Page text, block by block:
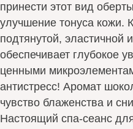
принести этот вид
улучшение тонуса кожи.
подтянутой, эластичной
обеспечивает глубокое
ценными
антистресс! Аромат
чувство блаженства и
Настоящий спа-сеанс